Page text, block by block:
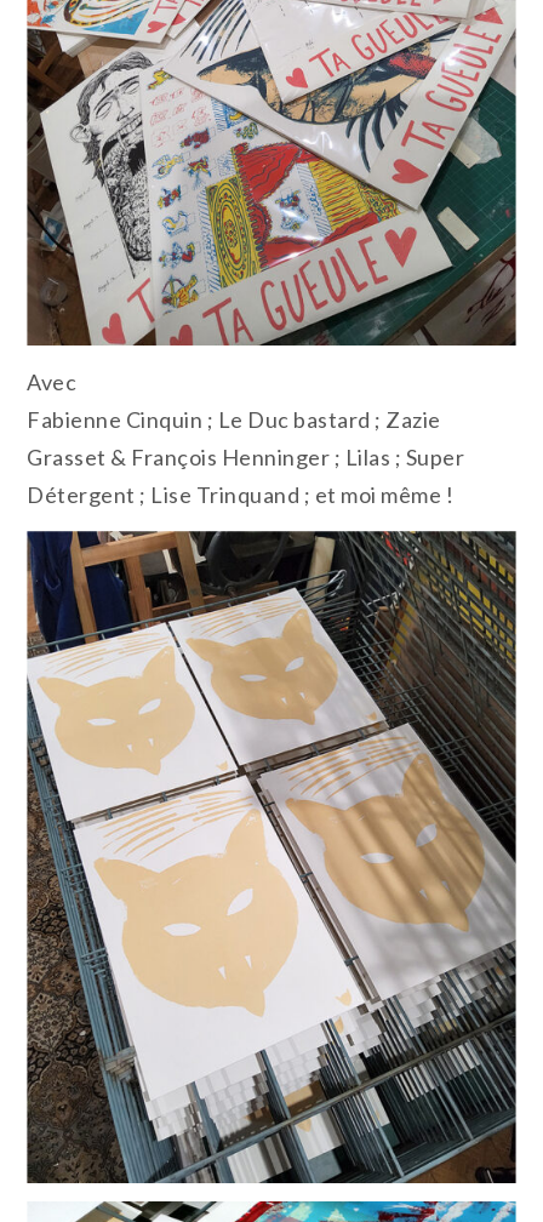
Avec
Fabienne Cinquin ; Le Duc bastard ; Zazie
Grasset & François Henninger ; Lilas ; Super
Détergent ; Lise Trinquand ; et moi même !